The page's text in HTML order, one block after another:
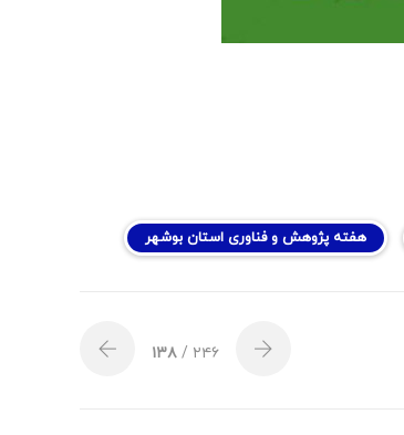
هفته پژوهش و فناوری استان بوشهر
۱۳۸ / ۲۴۶